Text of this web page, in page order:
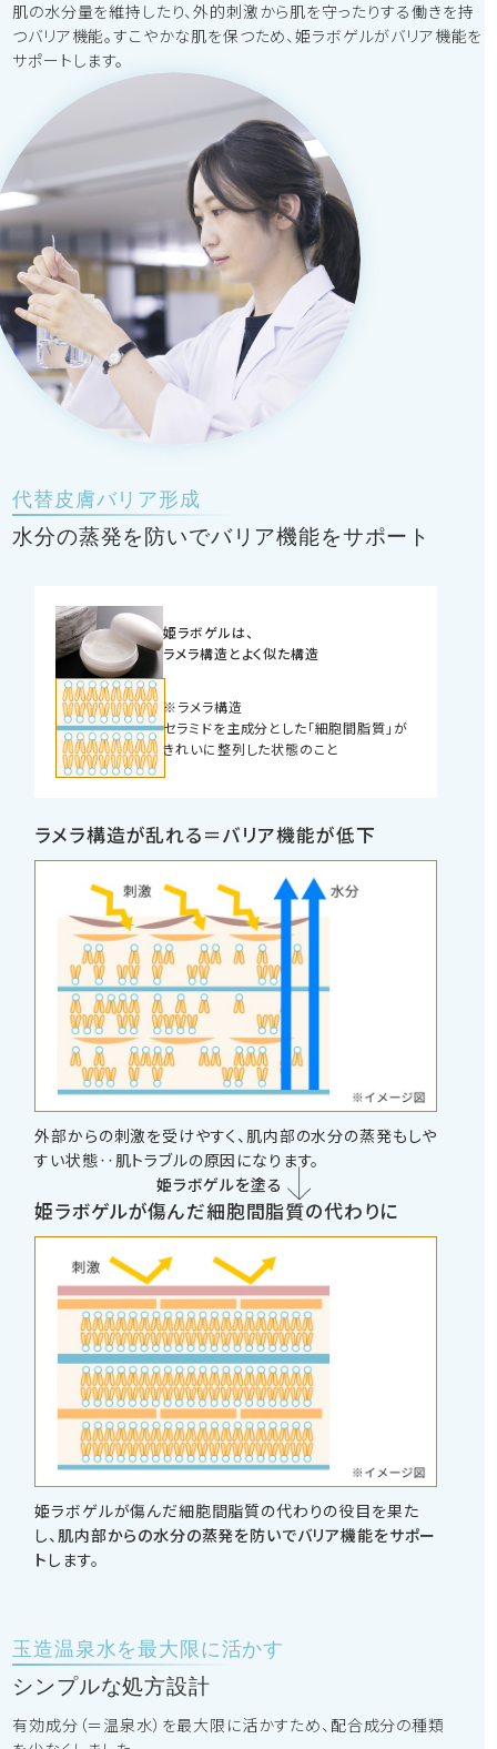
肌の水分量を維持したり、外的刺激から肌を守ったりする働きを持
つバリア機能。すこやかな肌を保つため、姫ラボゲルがバリア機能を
サポートします。
代替皮膚バリア形成
水分の蒸発を防いでバリア機能をサポート
姫ラボゲルは、
ラメラ構造とよく似た構造
※ラメラ構造
セラミドを主成分とした「細胞間脂質」が
きれいに整列した状態のこと
ラメラ構造が乱れる＝バリア機能が低下
外部からの刺激を受けやすく、肌内部の水分の蒸発もしや
すい状態‥肌トラブルの原因になります。
姫ラボゲルを塗る
姫ラボゲルが傷んだ細胞間脂質の代わりに
姫ラボゲルが傷んだ細胞間脂質の代わりの役目を果た
し、肌内部からの水分の蒸発を防いでバリア機能をサポー
ト します。
玉造温泉水を最大限に活かす
シンプルな処方設計
有効成分（＝温泉水）を最大限に活かすため、配合成分の種類